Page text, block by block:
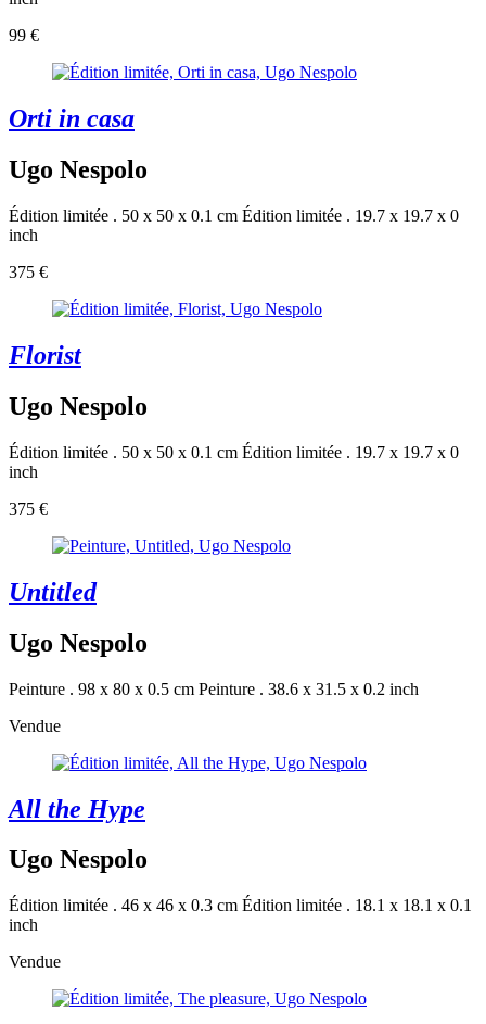
99 €
Orti in casa
Ugo Nespolo
Édition limitée . 50 x 50 x 0.1 cm Édition limitée . 19.7 x 19.7 x 0
inch
375 €
Florist
Ugo Nespolo
Édition limitée . 50 x 50 x 0.1 cm Édition limitée . 19.7 x 19.7 x 0
inch
375 €
Untitled
Ugo Nespolo
Peinture . 98 x 80 x 0.5 cm Peinture . 38.6 x 31.5 x 0.2 inch
Vendue
All the Hype
Ugo Nespolo
Édition limitée . 46 x 46 x 0.3 cm Édition limitée . 18.1 x 18.1 x 0.1
inch
Vendue